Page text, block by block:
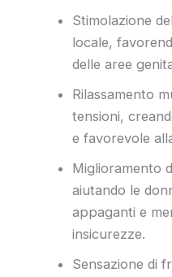
Stimolazione
locale,
delle aree
Rilassamento
tensioni,
e favorevole
Miglioramento
aiutando le
appaganti e
insicurezze.
Sensazione di